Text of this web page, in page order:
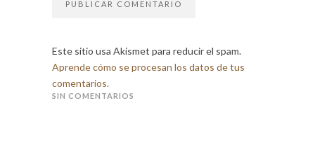
Este sitio usa Akismet para reducir el spam.
Aprende cómo se procesan los datos de tus
comentarios.
SIN COMENTARIOS